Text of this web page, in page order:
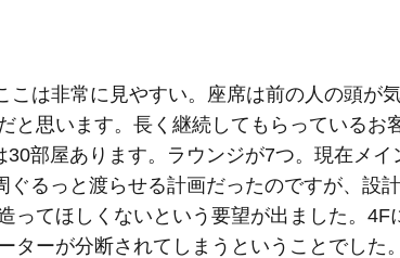
こは非常に見やすい。座席は前の人の頭が
と思います。長く継続してもらっているお
部屋あります。ラウンジが7つ。現在メイ
るっと渡らせる計画だったのですが、設
ってほしくないという要望が出ました。4F
ターが分断されてしまうということでした